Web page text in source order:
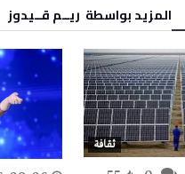
‫‫المزيد بواسطة‬ ‬ ريــم قــيدوز
ثقافة